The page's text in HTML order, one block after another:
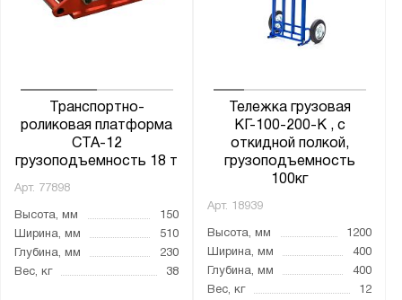
Транспортно-
роликовая платформа
CTA-12
грузоподъемность 18 т
Арт. 77898
Высота, мм
150
Ширина, мм
510
Глубина, мм
230
Вес, кг
38
Тележка грузовая
КГ-100-200-К , с
откидной полкой,
грузоподъемность
100кг
Арт. 18939
Высота, мм
1200
Ширина, мм
400
Глубина, мм
400
Вес, кг
12
1220
2000
Ширина вил, мм:
200-550
220-600